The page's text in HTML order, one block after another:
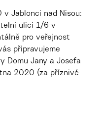
v Jablonci nad Nisou:
ulici 1/6 v
pro veřejnost
připravujeme
Domu Jany a Josefa
2020 (za příznivé